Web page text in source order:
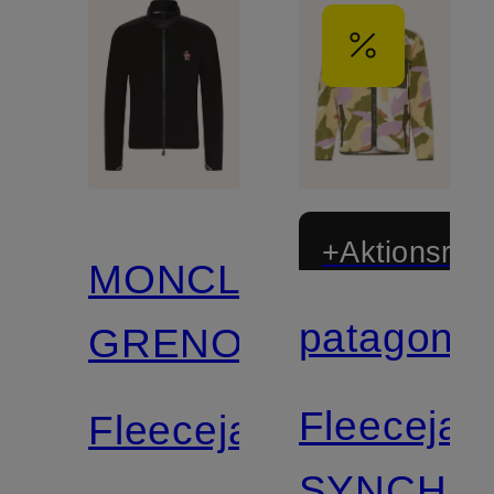
MONCLER
GRENOBLE
Fleecejacke
Zertifiziert
patagonia